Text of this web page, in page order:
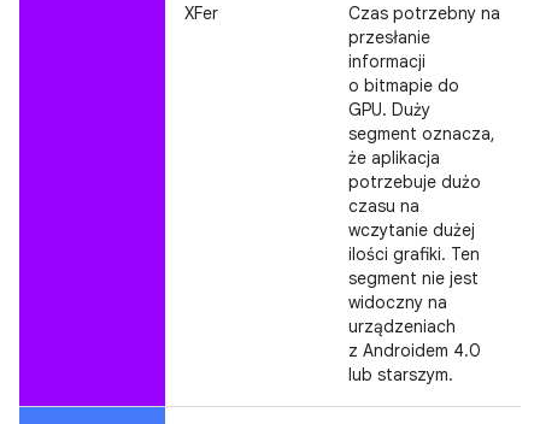
XFer
Czas potrzebny na
przesłanie
informacji
o bitmapie do
GPU. Duży
segment oznacza,
że aplikacja
potrzebuje dużo
czasu na
wczytanie dużej
ilości grafiki. Ten
segment nie jest
widoczny na
urządzeniach
z Androidem 4.0
lub starszym.